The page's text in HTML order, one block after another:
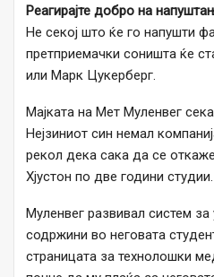
Реагирајте добро на
Не секој што ќе го напушти
претприемачки соништа ќе
или Марк Цукерберг.
Мајката на Мет Муленвег
Нејзиниот син немал
рекол дека сака да се
Хјустон по две години студии.
Муленвег развивал систем
содржини во неговата
страницата за технолошки